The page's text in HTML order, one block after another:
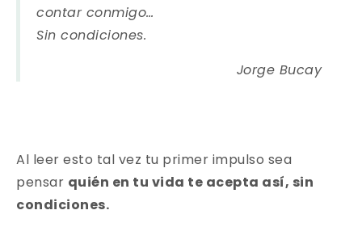
contar conmigo…
Sin condiciones.
Jorge Bucay
Al leer esto tal vez tu primer impulso sea
pensar quién en tu vida te acepta así, sin
condiciones.